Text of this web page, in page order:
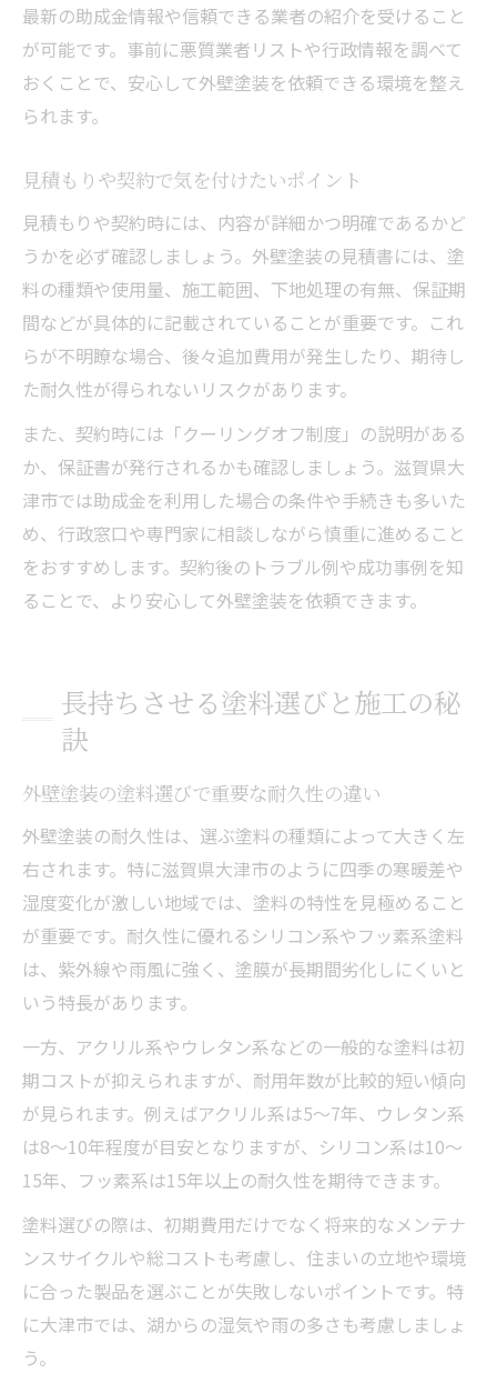
最新の助成金情報や信頼できる業者の紹介を受けること
が可能です。事前に悪質業者リストや行政情報を調べて
おくことで、安心して外壁塗装を依頼できる環境を整え
られます。
見積もりや契約で気を付けたいポイント
見積もりや契約時には、内容が詳細かつ明確であるかど
うかを必ず確認しましょう。外壁塗装の見積書には、塗
料の種類や使用量、施工範囲、下地処理の有無、保証期
間などが具体的に記載されていることが重要です。これ
らが不明瞭な場合、後々追加費用が発生したり、期待し
た耐久性が得られないリスクがあります。
また、契約時には「クーリングオフ制度」の説明がある
か、保証書が発行されるかも確認しましょう。滋賀県大
津市では助成金を利用した場合の条件や手続きも多いた
め、行政窓口や専門家に相談しながら慎重に進めること
をおすすめします。契約後のトラブル例や成功事例を知
ることで、より安心して外壁塗装を依頼できます。
長持ちさせる塗料選びと施工の秘
訣
外壁塗装の塗料選びで重要な耐久性の違い
外壁塗装の耐久性は、選ぶ塗料の種類によって大きく左
右されます。特に滋賀県大津市のように四季の寒暖差や
湿度変化が激しい地域では、塗料の特性を見極めること
が重要です。耐久性に優れるシリコン系やフッ素系塗料
は、紫外線や雨風に強く、塗膜が長期間劣化しにくいと
いう特長があります。
一方、アクリル系やウレタン系などの一般的な塗料は初
期コストが抑えられますが、耐用年数が比較的短い傾向
が見られます。例えばアクリル系は5～7年、ウレタン系
は8～10年程度が目安となりますが、シリコン系は10～
15年、フッ素系は15年以上の耐久性を期待できます。
塗料選びの際は、初期費用だけでなく将来的なメンテナ
ンスサイクルや総コストも考慮し、住まいの立地や環境
に合った製品を選ぶことが失敗しないポイントです。特
に大津市では、湖からの湿気や雨の多さも考慮しましょ
う。